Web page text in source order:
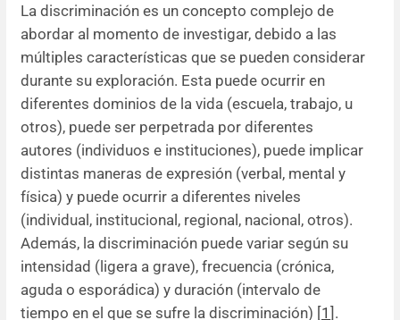
La discriminación es un concepto complejo de
abordar al momento de investigar, debido a las
múltiples características que se pueden considerar
durante su exploración. Esta puede ocurrir en
diferentes dominios de la vida (escuela, trabajo, u
otros), puede ser perpetrada por diferentes
autores (individuos e instituciones), puede implicar
distintas maneras de expresión (verbal, mental y
física) y puede ocurrir a diferentes niveles
(individual, institucional, regional, nacional, otros).
Además, la discriminación puede variar según su
intensidad (ligera a grave), frecuencia (crónica,
aguda o esporádica) y duración (intervalo de
tiempo en el que se sufre la discriminación) [1 ].